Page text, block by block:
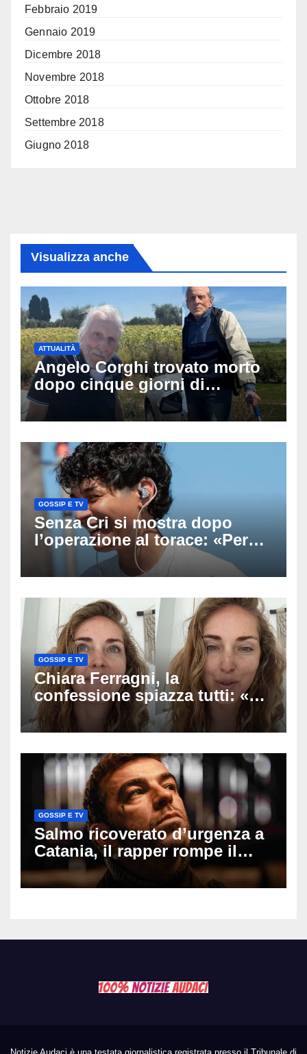
Febbraio 2019
Gennaio 2019
Dicembre 2018
Novembre 2018
Ottobre 2018
Settembre 2018
Giugno 2018
Visualizza anche
ATTUALITÀ
Angelo Corghi trovato morto
dopo cinque giorni di
ricerche: il giallo dell’80enne
scomparso dopo essere
GOSSIP E TV
Senza Cri si mostra dopo
l’operazione al torace: «Per
anni mi sentivo in trappola», il
racconto sul difficile percorso
GOSSIP E TV
Chiara Ferragni, la
confessione spiazza tutti: «Un
mio ex voleva che mi rifacessi
il seno». Poi svela i ritocchi di
GOSSIP E TV
Salmo ricoverato d’urgenza a
Catania, il rapper rompe il
silenzio dopo la notte in
ospedale: come sta e cosa